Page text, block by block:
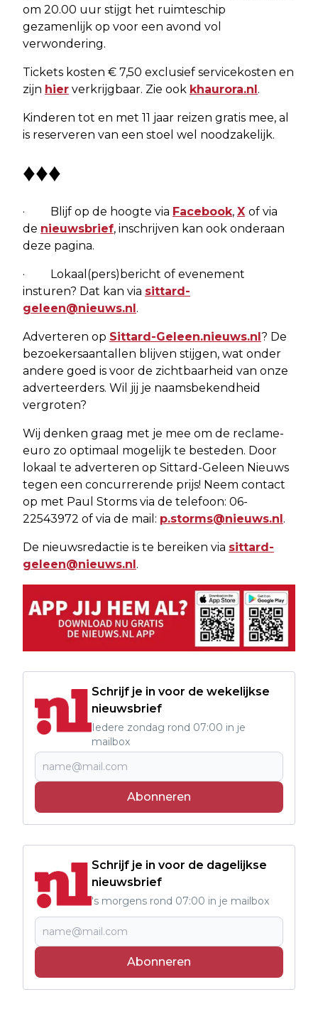
om 20.00 uur stijgt het ruimteschip
gezamenlijk op voor een avond vol
verwondering.
Tickets kosten € 7,50 exclusief servicekosten en
zijn hier verkrijgbaar. Zie ook khaurora.nl.
Kinderen tot en met 11 jaar reizen gratis mee, al
is reserveren van een stoel wel noodzakelijk.
♦♦♦
· Blijf op de hoogte via Facebook, X of via
de nieuwsbrief, inschrijven kan ook onderaan
deze pagina.
· Lokaal(pers)bericht of evenement
insturen? Dat kan via sittard-
geleen@nieuws.nl.
Adverteren op Sittard-Geleen.nieuws.nl? De
bezoekersaantallen blijven stijgen, wat onder
andere goed is voor de zichtbaarheid van onze
adverteerders. Wil jij je naamsbekendheid
vergroten?
Wij denken graag met je mee om de reclame-
euro zo optimaal mogelijk te besteden. Door
lokaal te adverteren op Sittard-Geleen Nieuws
tegen een concurrerende prijs! Neem contact
op met Paul Storms via de telefoon: 06-
22543972 of via de mail: p.storms@nieuws.nl.
De nieuwsredactie is te bereiken via sittard-
geleen@nieuws.nl.
Schrijf je in voor de wekelijkse
nieuwsbrief
Iedere zondag rond 07:00 in je
mailbox
Abonneren
Schrijf je in voor de dagelijkse
nieuwsbrief
's morgens rond 07:00 in je mailbox
Abonneren